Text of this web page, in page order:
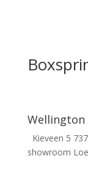
Wellington
Kieveen 5
showroom